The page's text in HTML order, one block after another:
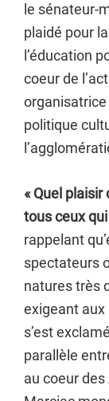
le sénateur-
plaidé pour
l’éducation
coeur de
politique
« Quel
tous ceux
rappelant
spectateurs
natures très
exigeant aux
s’est
parallèle
au coeur